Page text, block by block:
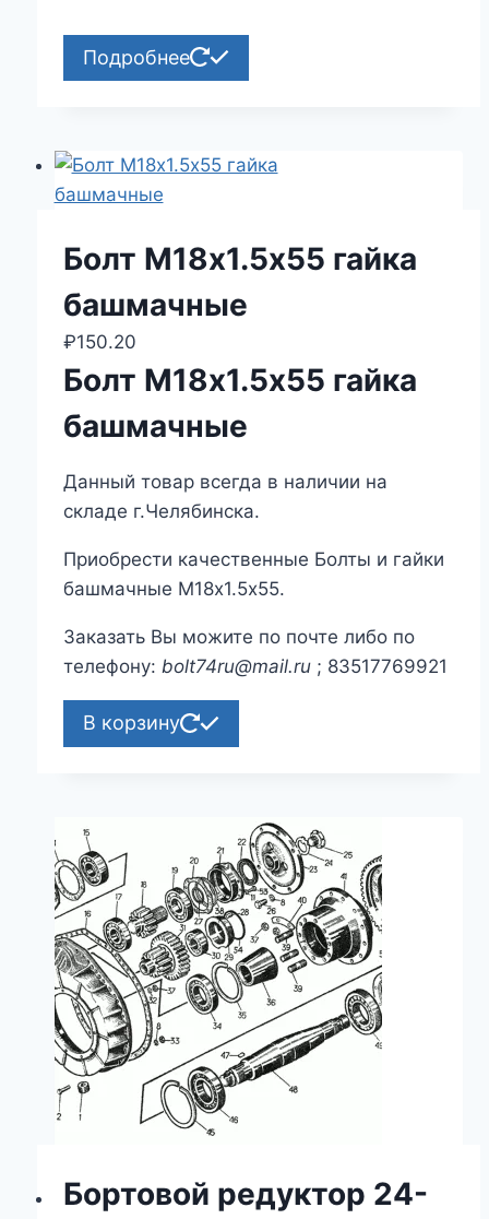
Подробнее
Болт М18х1.5х55 гайка
башмачные
₽150.20
Болт М18х1.5х55 гайка
башмачные
Данный товар всегда в наличии на
складе г.Челябинска.
Приобрести качественные Болты и гайки
башмачные М18х1.5х55.
Заказать Вы можите по почте либо по
телефону: bolt74ru@mail.ru; 83517769921
В корзину
Бортовой редуктор 24-